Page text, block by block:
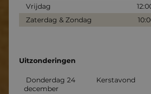
Vrijdag
Zaterdag & Zondag
Uitzonderingen
Donderdag 24
december
Kerstavond